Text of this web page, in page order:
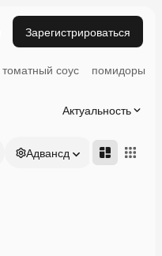
Зарегистрироваться
томатный соус помидоры
Актуальность
Адвансд